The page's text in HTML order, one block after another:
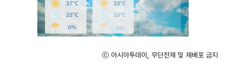
ⓒ 아시아투데이, 무단전재 및 재배포 금지